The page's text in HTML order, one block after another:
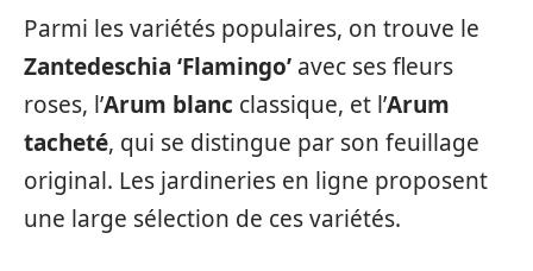
Parmi les variétés populaires, on trouve le
Zantedeschia ‘Flamingo’ avec ses fleurs
roses, l’Arum blanc classique, et l’Arum
tacheté, qui se distingue par son feuillage
original. Les jardineries en ligne proposent
une large sélection de ces variétés.